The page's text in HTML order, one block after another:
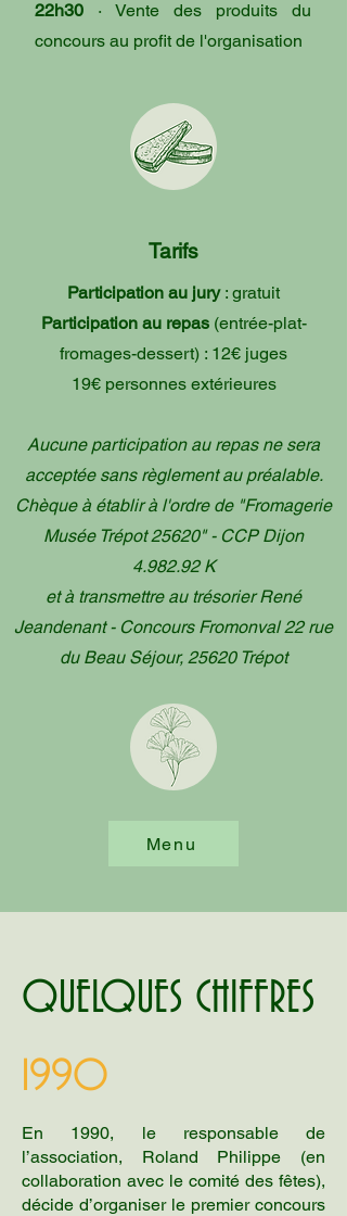
22h30 · Vente des produits du
concours au profit de l'organisation
Tarifs
Participation au jury: gratuit
Participation au repas(entrée-plat-
fromages-dessert) : 12€ juges
19€ personnes extérieures
Aucune participation au repas ne sera
acceptée sans règlement au préalable.
Chèque à établir à l'ordre de "Fromagerie
Musée Trépot 25620" - CCP Dijon
4.982.92 K
et à transmettre au trésorier René
Jeandenant - Concours Fromonval 22 rue
du Beau Séjour, 25620 Trépot
Menu
QUELQUES CHIFFRES
1990
En 1990, le responsable de
l’association, Roland Philippe (en
collaboration avec le comité des fêtes),
décide d’organiser le premier concours